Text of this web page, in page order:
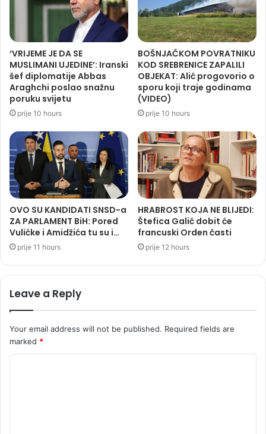
‘VRIJEME JE DA SE
MUSLIMANI UJEDINE’: Iranski
šef diplomatije Abbas
Araghchi poslao snažnu
poruku svijetu
prije 10 hours
BOŠNJAČKOM POVRATNIKU
KOD SREBRENICE ZAPALILI
OBJEKAT: Alić progovorio o
sporu koji traje godinama
(VIDEO)
prije 10 hours
OVO SU KANDIDATI SNSD-a
ZA PARLAMENT BiH: Pored
Vulićke i Amidžića tu su i…
prije 11 hours
HRABROST KOJA NE BLIJEDI:
Štefica Galić dobit će
francuski Orden časti
prije 12 hours
Leave a Reply
Your email address will not be published. Required fields are
marked *